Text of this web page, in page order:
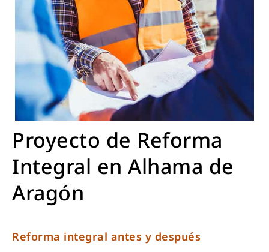
Proyecto de Reforma
Integral en Alhama de
Aragón
Reforma integral antes y después